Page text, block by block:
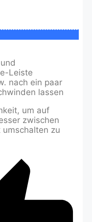
Leiste
nach ein paar
lassen
um auf
zwischen
zu